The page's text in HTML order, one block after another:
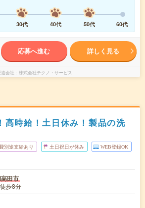
30代 40代 50代 60代
応募へ進む 詳しく見る
会社 株式会社テクノ・サービス
高時給！土日休み！製品の洗
別途支給あり 土日祝日が休み WEB登録OK
田市
歩8分